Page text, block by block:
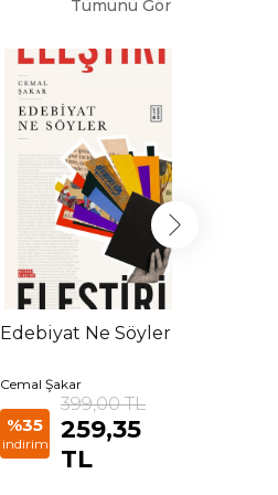
Tümünü Gör
Edebiyat Ne Söyler
Cemal Şakar
%35
indirim
399,00 TL
259,35
TL